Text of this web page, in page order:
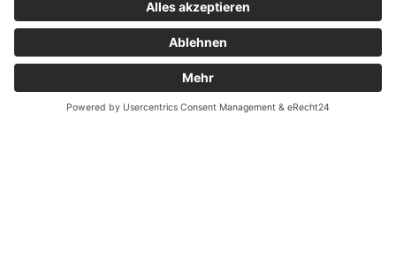
Widerrufsrecht bei Reparaturen
Kontakt
Ergänzende Allgemeine Geschäftsbedingungen zum
easyCredit-Ratenkauf